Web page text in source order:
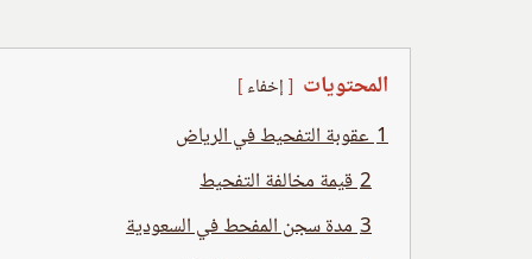
المحتويات إخفاء
1 عقوبة التفحيط في الرياض
2 قيمة مخالفة التفحيط
3 مدة سجن المفحط في السعودية